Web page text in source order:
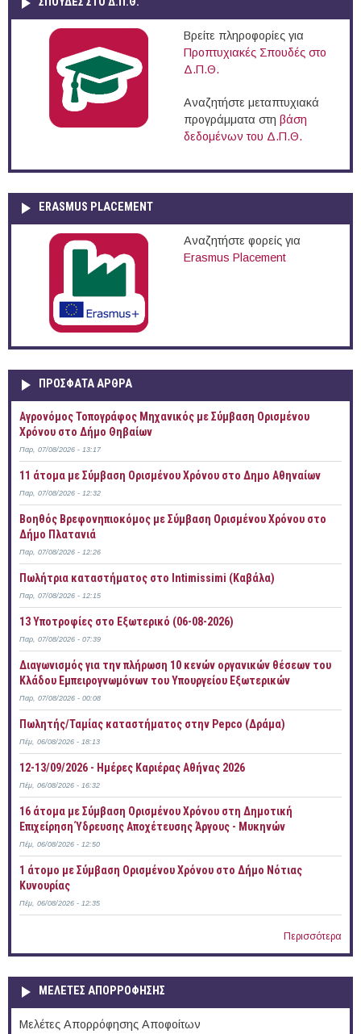
Βρείτε πληροφορίες για
Προπτυχιακές Σπουδές στο
Δ.Π.Θ.
Αναζητήστε μεταπτυχιακά
προγράμματα στη βάση
δεδομένων του Δ.Π.Θ.
ERASMUS PLACEMENT
Αναζητήστε φορείς για
Erasmus Placement
ΠΡOΣΦΑΤΑ AΡΘΡΑ
Αγρονόμος Τοπογράφος Μηχανικός με Σύμβαση Ορισμένου
Χρόνου στο Δήμο Θηβαίων
Παρ, 07/08/2026 - 13:17
11 άτομα με Σύμβαση Ορισμένου Χρόνου στο Δημο Αθηναίων
Παρ, 07/08/2026 - 12:32
Βοηθός Βρεφονηπιοκόμος με Σύμβαση Ορισμένου Χρόνου στο
Δήμο Πλατανιά
Παρ, 07/08/2026 - 12:26
Πωλήτρια καταστήματος στο Intimissimi (Καβάλα)
Παρ, 07/08/2026 - 12:15
13 Υποτροφίες στο Εξωτερικό (06-08-2026)
Παρ, 07/08/2026 - 07:39
Διαγωνισμός για την πλήρωση 10 κενών οργανικών θέσεων του
Κλάδου Εμπειρογνωμόνων του Υπουργείου Εξωτερικών
Παρ, 07/08/2026 - 00:08
Πωλητής/Ταμίας καταστήματος στην Pepco (Δράμα)
Πέμ, 06/08/2026 - 18:13
12-13/09/2026 - Ημέρες Καριέρας Αθήνας 2026
Πέμ, 06/08/2026 - 16:32
16 άτομα με Σύμβαση Ορισμένου Χρόνου στη Δημοτική
Επιχείρηση Ύδρευσης Αποχέτευσης Άργους - Μυκηνών
Πέμ, 06/08/2026 - 12:50
1 άτομο με Σύμβαση Ορισμένου Χρόνου στο Δήμο Νότιας
Κυνουρίας
Πέμ, 06/08/2026 - 12:35
Περισσότερα
ΜΕΛΕΤΕΣ ΑΠΟΡΡΟΦΗΣΗΣ
Μελέτες Απορρόφησης Αποφοίτων